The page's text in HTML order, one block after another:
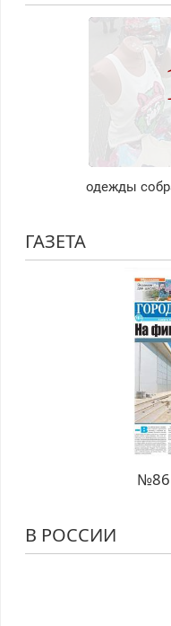
одежды
ГАЗЕТА
№86
В РОССИИ